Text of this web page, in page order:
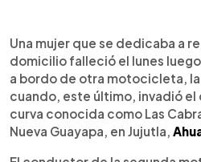
► Escuchar artículo
Una mujer que se dedicaba a
domicilio falleció el lunes
a bordo de otra motocicleta,
cuando, este último, invadió el
curva conocida como Las
Nueva Guayapa, en Jujutla,